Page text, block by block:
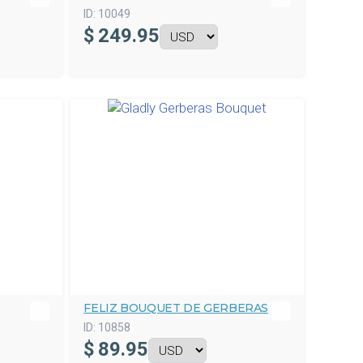
ID: 10049
$ 249.95
FELIZ BOUQUET DE GERBERAS
ID: 10858
$ 89.95